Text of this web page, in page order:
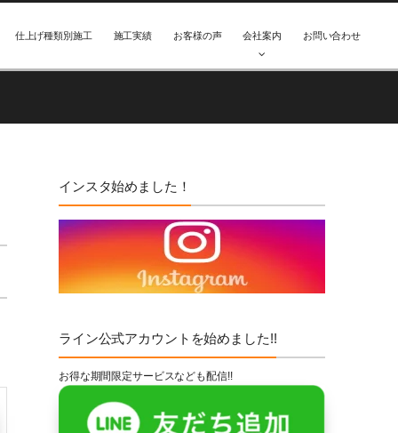
仕上げ種類別施工 施工実績 お客様の声 会社案内 お問い合わせ
インスタ始めました！
ライン公式アカウントを始めました!!
お得な期間限定サービスなども配信!!